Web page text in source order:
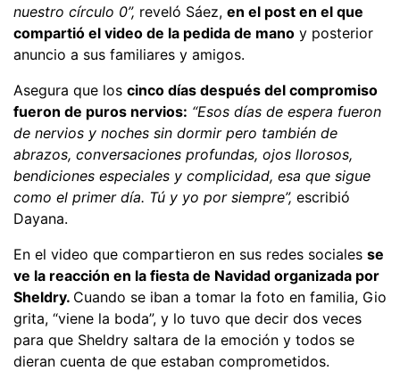
nuestro círculo 0”, reveló Sáez, en el post en el que
compartió el video de la pedida de mano y posterior
anuncio a sus familiares y amigos.
Asegura que los cinco días después del compromiso
fueron de puros nervios: “Esos días de espera fueron
de nervios y noches sin dormir pero también de
abrazos, conversaciones profundas, ojos llorosos,
bendiciones especiales y complicidad, esa que sigue
como el primer día. Tú y yo por siempre”, escribió
Dayana.
En el video que compartieron en sus redes sociales se
ve la reacción en la fiesta de Navidad organizada por
Sheldry. Cuando se iban a tomar la foto en familia, Gio
grita, “viene la boda”, y lo tuvo que decir dos veces
para que Sheldry saltara de la emoción y todos se
dieran cuenta de que estaban comprometidos.